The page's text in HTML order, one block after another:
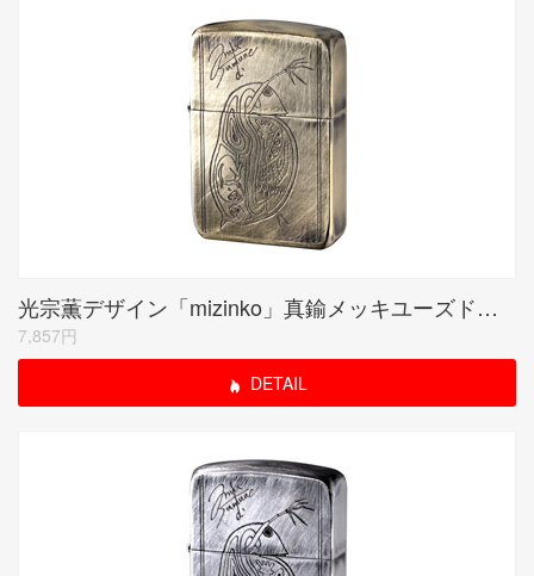
光宗薫デザイン「mizinko」真鍮メッキユーズド仕上げ シリアルナンバー入り受注限定品
7,857円
DETAIL